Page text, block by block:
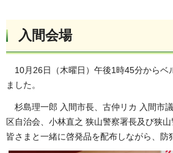
入間会場
10月26日（木曜日）午後1時45分からベ
ました。
杉島理一郎 入間市長、古仲リカ 入間市
区自治会、小林直之 狭山警察署長及び狭
皆さまと一緒に啓発品を配布しながら、防